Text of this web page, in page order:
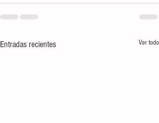
Entradas recientes Ver todo